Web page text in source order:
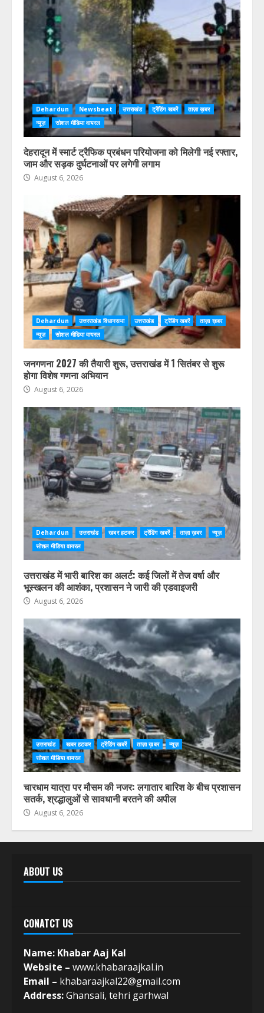
Dehardun Newsbeat उत्तराखंड ट्रेंडिंग खबरें
ताज़ा ख़बर
न्यूज़
सोशल मीडिया वायरल
देहरादून में स्मार्ट ट्रैफिक प्रबंधन परियोजना को मिलेगी नई रफ्तार,
जाम और सड़क दुर्घटनाओं पर लगेगी लगाम
August 6, 2026
Dehardun उत्तरराखंड विधानसभा उत्तराखंड ट्रेंडिंग खबरें
ताज़ा ख़बर
न्यूज़
सोशल मीडिया वायरल
जनगणना 2027 की तैयारी शुरू, उत्तराखंड में 1 सितंबर से शुरू
होगा विशेष गणना अभियान
August 6, 2026
Dehardun उत्तराखंड खबर हटकर ट्रेंडिंग खबरें ताज़ा ख़बर
न्यूज़
सोशल मीडिया वायरल
उत्तराखंड में भारी बारिश का अलर्ट: कई जिलों में तेज वर्षा और
भूस्खलन की आशंका, प्रशासन ने जारी की एडवाइजरी
August 6, 2026
उत्तराखंड खबर हटकर ट्रेंडिंग खबरें ताज़ा ख़बर
न्यूज़
सोशल मीडिया वायरल
चारधाम यात्रा पर मौसम की नजर: लगातार बारिश के बीच प्रशासन
सतर्क, श्रद्धालुओं से सावधानी बरतने की अपील
August 6, 2026
ABOUT US
CONATCT US
Name: Khabar Aaj Kal
Website – www.khabaraajkal.in
Email – khabaraajkal22@gmail.com
Address:Ghansali, tehri garhwal